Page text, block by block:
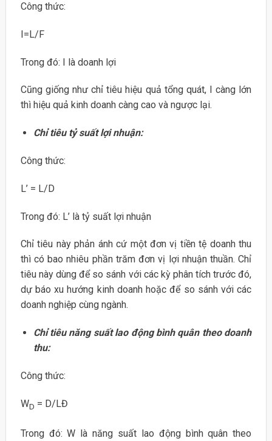
Công thức:
I=L/F
Trong đó: I là doanh lợi
Cũng giống như chỉ tiêu hiệu quả tổng quát, I càng lớn
thì hiệu quả kinh doanh càng cao và ngược lại.
Chỉ tiêu tỷ suất lợi nhuận:
Công thức:
L’ = L/D
Trong đó: L’ là tỷ suất lợi nhuận
Chỉ tiêu này phản ánh cứ một đơn vị tiền tệ doanh thu
thì có bao nhiêu phần trăm đơn vị lợi nhuận thuần. Chỉ
tiêu này dùng để so sánh với các kỳ phân tích trước đó,
dự báo xu hướng kinh doanh hoặc để so sánh với các
doanh nghiệp cùng ngành.
Chỉ tiêu năng suất lao động bình quân theo doanh
thu:
Công thức:
WD = D/LĐ
Trong đó: W là năng suất lao động bình quân theo